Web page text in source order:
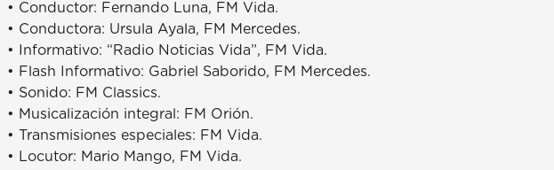
• Conductor: Fernando Luna, FM Vida.
• Conductora: Ursula Ayala, FM Mercedes.
• Informativo: “Radio Noticias Vida”, FM Vida.
• Flash Informativo: Gabriel Saborido, FM Mercedes.
• Sonido: FM Classics.
• Musicalización integral: FM Orión.
• Transmisiones especiales: FM Vida.
• Locutor: Mario Mango, FM Vida.